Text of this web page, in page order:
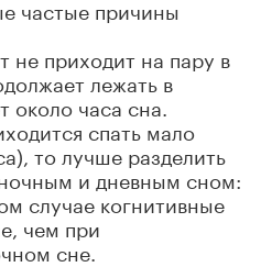
частые причины
не приходит на пару в
лежать в
около часа сна.
спать мало
то лучше разделить
и дневным сном:
случае когнитивные
чем при
сне.